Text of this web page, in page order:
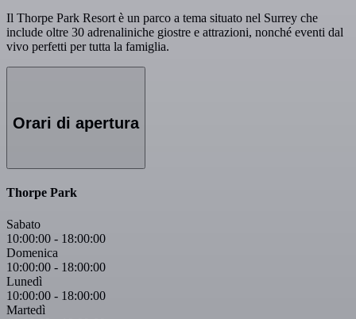
Il Thorpe Park Resort è un parco a tema situato nel Surrey che
include oltre 30 adrenaliniche giostre e attrazioni, nonché eventi dal
vivo perfetti per tutta la famiglia.
Orari di apertura
Thorpe Park
Sabato
10:00:00 - 18:00:00
Domenica
10:00:00 - 18:00:00
Lunedì
10:00:00 - 18:00:00
Martedì